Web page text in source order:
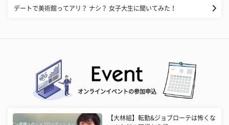
デートで美術館ってアリ？ ナシ？ 女子大生に聞いてみた！
オンラインイベントの参加申込
【大林組】転勤&ジョブローテは怖くな